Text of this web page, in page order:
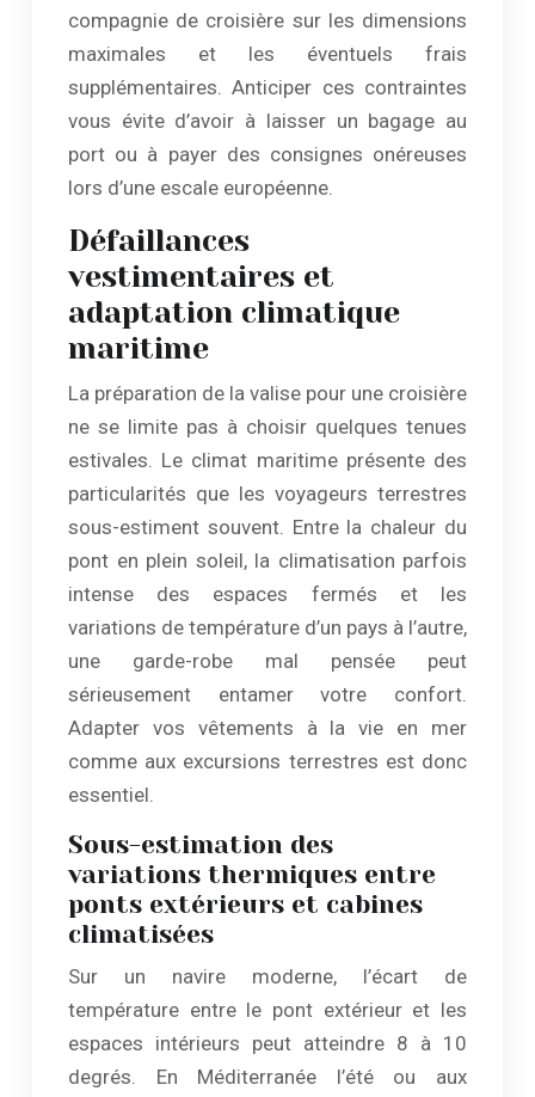
compagnie de croisière sur les dimensions
maximales et les éventuels frais
supplémentaires. Anticiper ces contraintes
vous évite d’avoir à laisser un bagage au
port ou à payer des consignes onéreuses
lors d’une escale européenne.
Défaillances
vestimentaires et
adaptation climatique
maritime
La préparation de la valise pour une croisière
ne se limite pas à choisir quelques tenues
estivales. Le climat maritime présente des
particularités que les voyageurs terrestres
sous-estiment souvent. Entre la chaleur du
pont en plein soleil, la climatisation parfois
intense des espaces fermés et les
variations de température d’un pays à l’autre,
une garde-robe mal pensée peut
sérieusement entamer votre confort.
Adapter vos vêtements à la vie en mer
comme aux excursions terrestres est donc
essentiel.
Sous-estimation des
variations thermiques entre
ponts extérieurs et cabines
climatisées
Sur un navire moderne, l’écart de
température entre le pont extérieur et les
espaces intérieurs peut atteindre 8 à 10
degrés. En Méditerranée l’été ou aux